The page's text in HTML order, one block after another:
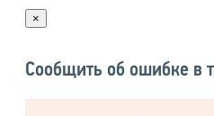
×
Сообщить об ошибке в